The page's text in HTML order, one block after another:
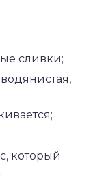
сливки;
который